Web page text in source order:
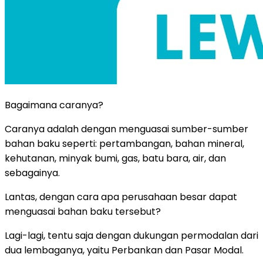
Bagaimana caranya?
Caranya adalah dengan menguasai sumber-sumber
bahan baku seperti: pertambangan, bahan mineral,
kehutanan, minyak bumi, gas, batu bara, air, dan
sebagainya.
Lantas, dengan cara apa perusahaan besar dapat
menguasai bahan baku tersebut?
Lagi-lagi, tentu saja dengan dukungan permodalan dari
dua lembaganya, yaitu Perbankan dan Pasar Modal.